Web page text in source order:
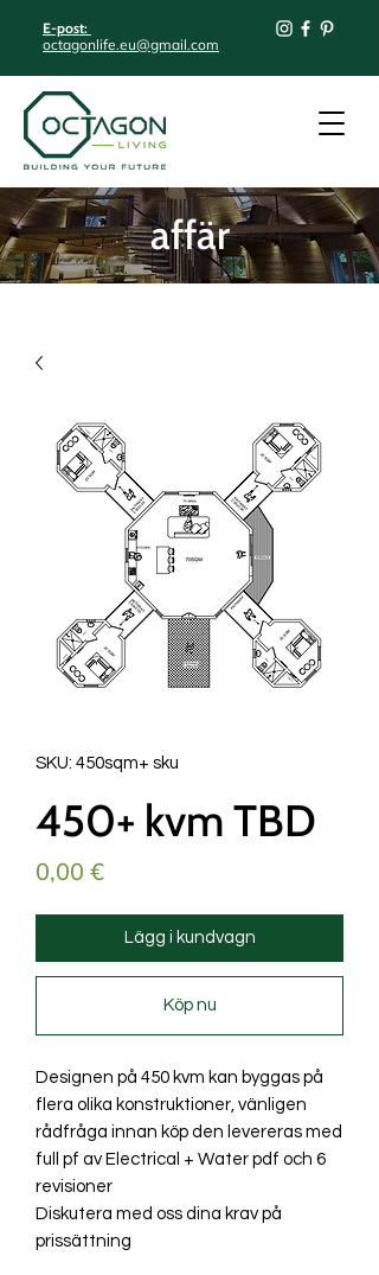
E-post:
octagonlife.eu@gmail.com
affär
SKU: 450sqm+ sku
450+ kvm TBD
0,00 €Pris
Lägg i kundvagn
Köp nu
Designen på 450 kvm kan byggas på
flera olika konstruktioner, vänligen
rådfråga innan köp den levereras med
full pf av Electrical + Water pdf och 6
revisioner
Diskutera med oss dina krav på
prissättning